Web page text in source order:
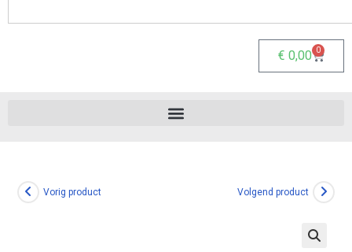
€ 0,00 0
Vorig product Volgend product